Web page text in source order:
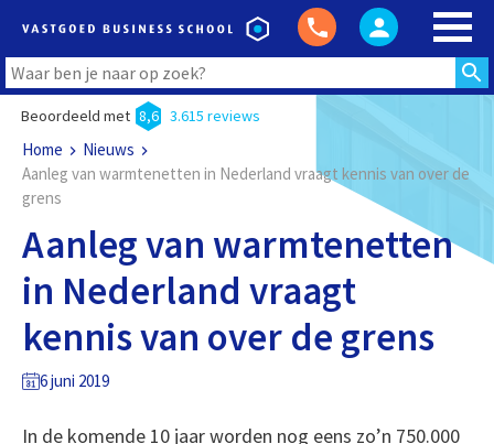
Beoordeeld met 8,6 3.615 reviews
Home
Nieuws
Aanleg van warmtenetten in Nederland vraagt kennis van over de
grens
Aanleg van warmtenetten
in Nederland vraagt
kennis van over de grens
6 juni 2019
In de komende 10 jaar worden nog eens zo’n 750.000